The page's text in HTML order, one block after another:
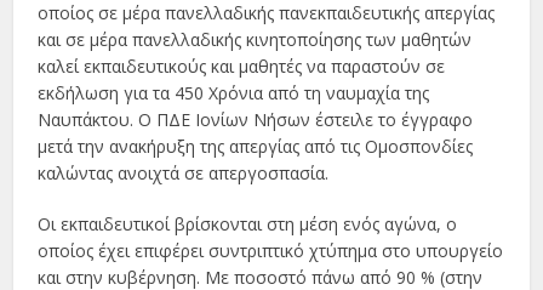
οποίος σε μέρα πανελλαδικής πανεκπαιδευτικής απεργίας
και σε μέρα πανελλαδικής κινητοποίησης των μαθητών
καλεί εκπαιδευτικούς και μαθητές να παραστούν σε
εκδήλωση για τα 450 Χρόνια από τη ναυμαχία της
Ναυπάκτου. Ο ΠΔΕ Ιονίων Νήσων έστειλε το έγγραφο
μετά την ανακήρυξη της απεργίας από τις Ομοσπονδίες
καλώντας ανοιχτά σε απεργοσπασία.
Οι εκπαιδευτικοί βρίσκονται στη μέση ενός αγώνα, ο
οποίος έχει επιφέρει συντριπτικό χτύπημα στο υπουργείο
και στην κυβέρνηση. Με ποσοστό πάνω από 90 % (στην